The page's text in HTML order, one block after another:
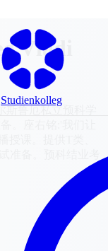
Studienkolleg
Vladi
鲁厄私立预科学
。座右铭:'我们让
授课。提供T类、
准备。预科结业考